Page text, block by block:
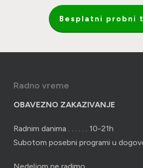
Besplatni probni
Radno vreme
OBAVEZNO ZAKAZIVANJE
Radnim danima . . . . . . 10-21h
Subotom posebni programi u